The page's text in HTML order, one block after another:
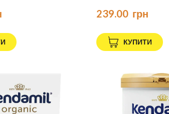
239.00  грн
КУПИТИ